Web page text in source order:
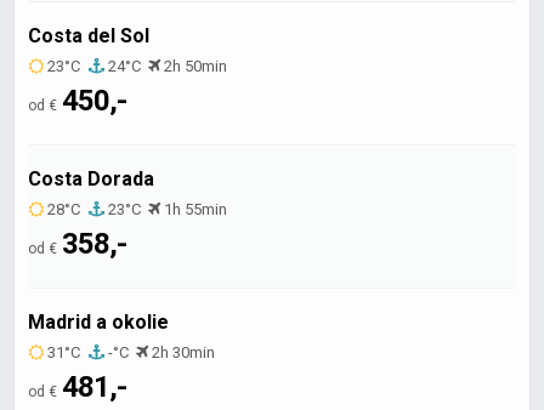
Costa del Sol
23°C 24°C 2h 50min
od € 450,-
Costa Dorada
28°C 23°C 1h 55min
od € 358,-
Madrid a okolie
31°C -°C 2h 30min
od € 481,-